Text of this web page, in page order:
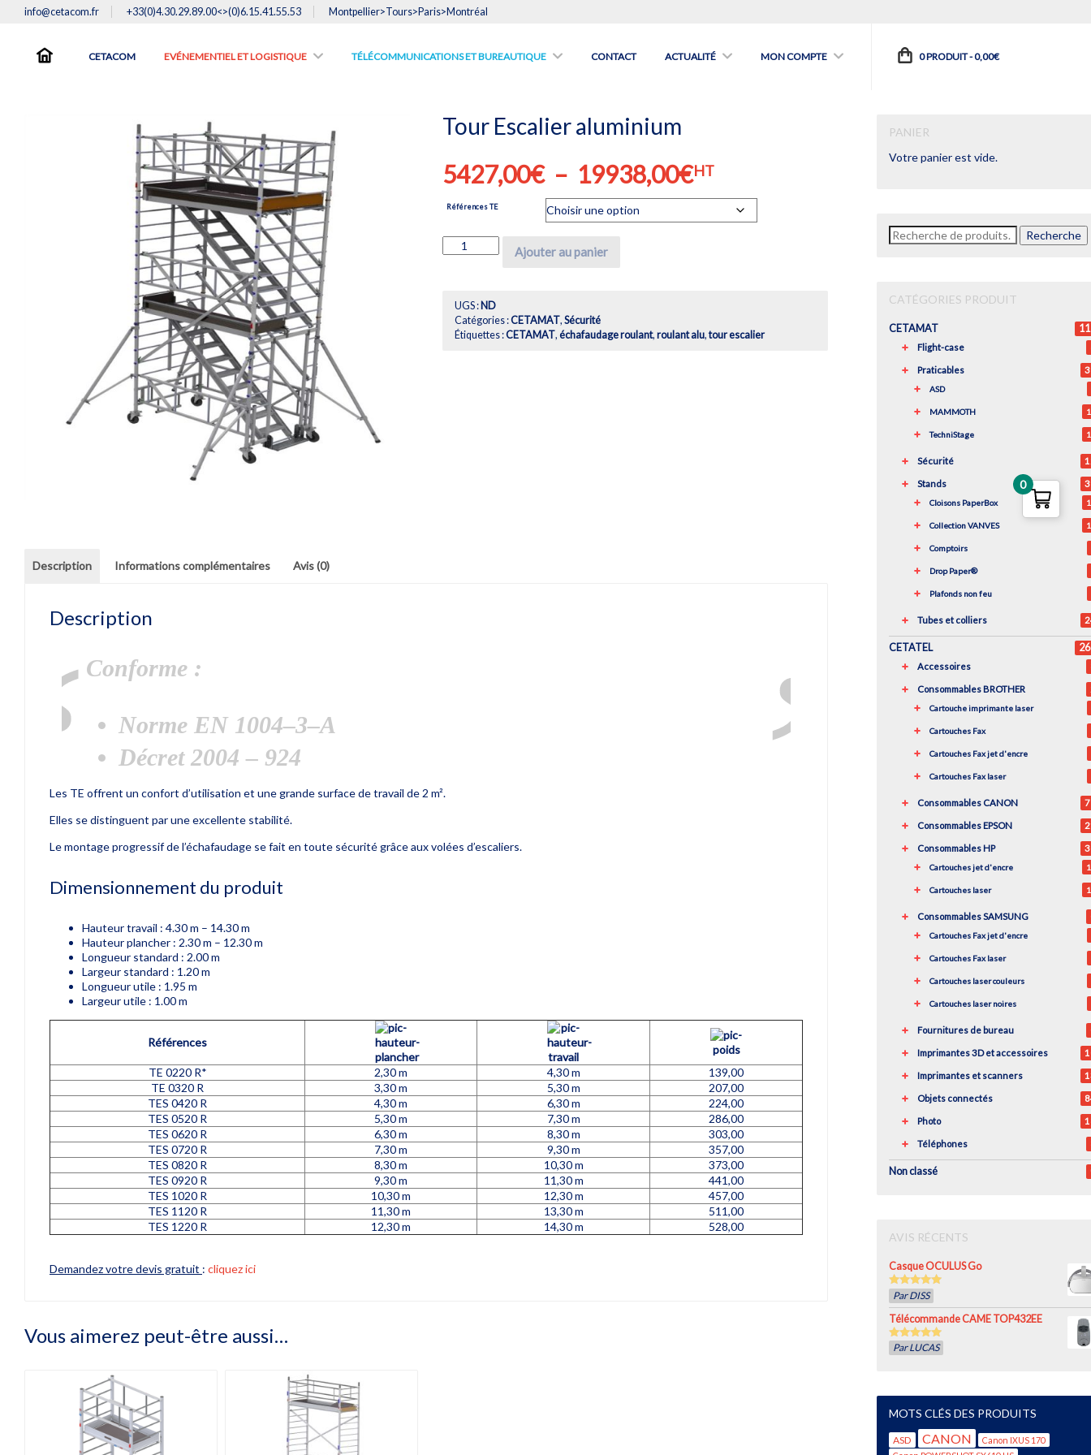
info@cetacom.fr +33(0)4.30.29.89.00<>(0)6.15.41.55.53 Montpellier>Tours>Paris>Montréal
CETACOM EVÉNEMENTIEL ET LOGISTIQUE TÉLÉCOMMUNICATIONS ET BUREAUTIQUE CONTACT ACTUALITÉ MON COMPTE 0 PRODUIT -0,00€
Tour Escalier aluminium
5427,00€ – 19938,00€Plage
de
prix :
HT
Références TE
quantité
de
aluminium
Ajouter au panier
UGS : ND
Catégories :CETAMAT, Sécurité
Étiquettes :CETAMAT, échafaudage roulant, roulant alu,tour escalier
Description Informations complémentaires Avis (0)
Description
Conforme :
Norme EN 1004–3–A
Décret 2004 – 924
Les TE offrent un confort d’utilisation et une grande surface de travail de 2 m².
Elles se distinguent par une excellente stabilité.
Le montage progressif de l’échafaudage se fait en toute sécurité grâce aux volées d’escaliers.
Dimensionnement du produit
Hauteur travail : 4.30 m – 14.30 m
Hauteur plancher : 2.30 m – 12.30 m
Longueur standard : 2.00 m
Largeur standard : 1.20 m
Longueur utile : 1.95 m
Largeur utile : 1.00 m
Références
TE 0220 R* 2,30 m 4,30 m
139,00
TE 0320 R
3,30 m 5,30 m
207,00
TES 0420 R
4,30 m 6,30 m
224,00
TES 0520 R
5,30 m 7,30 m
286,00
TES 0620 R
6,30 m 8,30 m
303,00
TES 0720 R
7,30 m 9,30 m
357,00
TES 0820 R
8,30 m 10,30 m
373,00
TES 0920 R
9,30 m 11,30 m
441,00
TES 1020 R
10,30 m 12,30 m
457,00
TES 1120 R
11,30 m 13,30 m
511,00
TES 1220 R
12,30 m 14,30 m 528,00
Demandez votre devis gratuit : cliquez ici
Vous aimerez peut-être aussi…
PANIER
Votre panier est vide.
Recherche
pour :
Recherche
CATÉGORIES PRODUIT
CETAMAT
Flight-case
Praticables
ASD
MAMMOTH
TechniStage
Sécurité
Stands
Cloisons PaperBox
Collection VANVES
Comptoirs
Drop Paper®
Plafonds non feu
Tubes et colliers
CETATEL
Accessoires
Consommables BROTHER
Cartouche imprimante laser
Cartouches Fax
Cartouches Fax jet d'encre
Cartouches Fax laser
Consommables CANON
Consommables EPSON
Consommables HP
Cartouches jet d'encre
Cartouches laser
Consommables SAMSUNG
Cartouches Fax jet d'encre
Cartouches Fax laser
Cartouches laser couleurs
Cartouches laser noires
Fournitures de bureau
Imprimantes 3D et accessoires
Imprimantes et scanners
Objets connectés
Photo
Téléphones
Non classé
AVIS RÉCENTS
Casque OCULUS Go
out of 5
Par DISS
Télécommande CAME TOP432EE
out of 5
Par LUCAS
MOTS CLÉS DES PRODUITS
ASD CANON
Canon IXUS 170
0